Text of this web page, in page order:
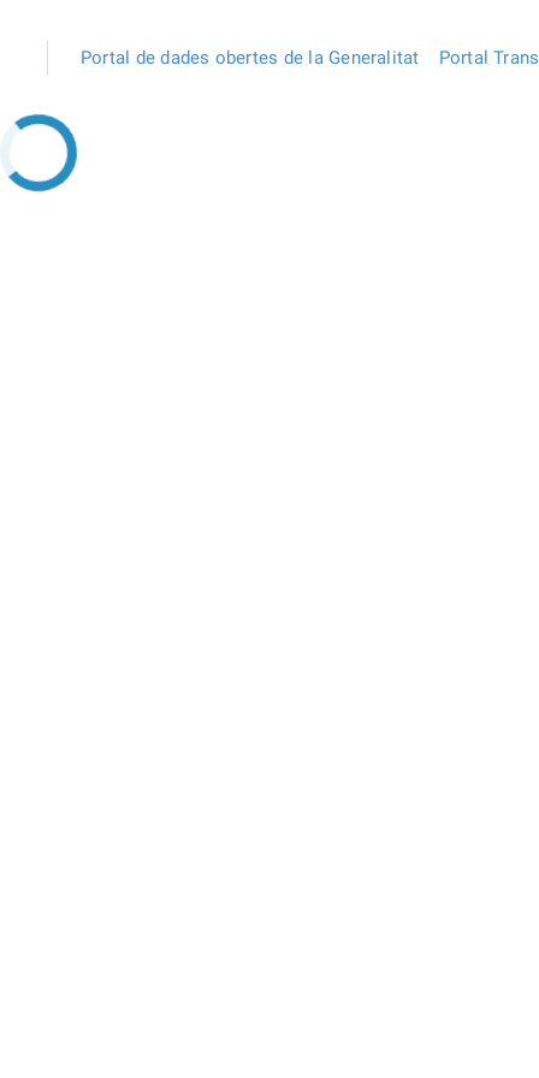
Portal de dades obertes de la Generalitat Portal